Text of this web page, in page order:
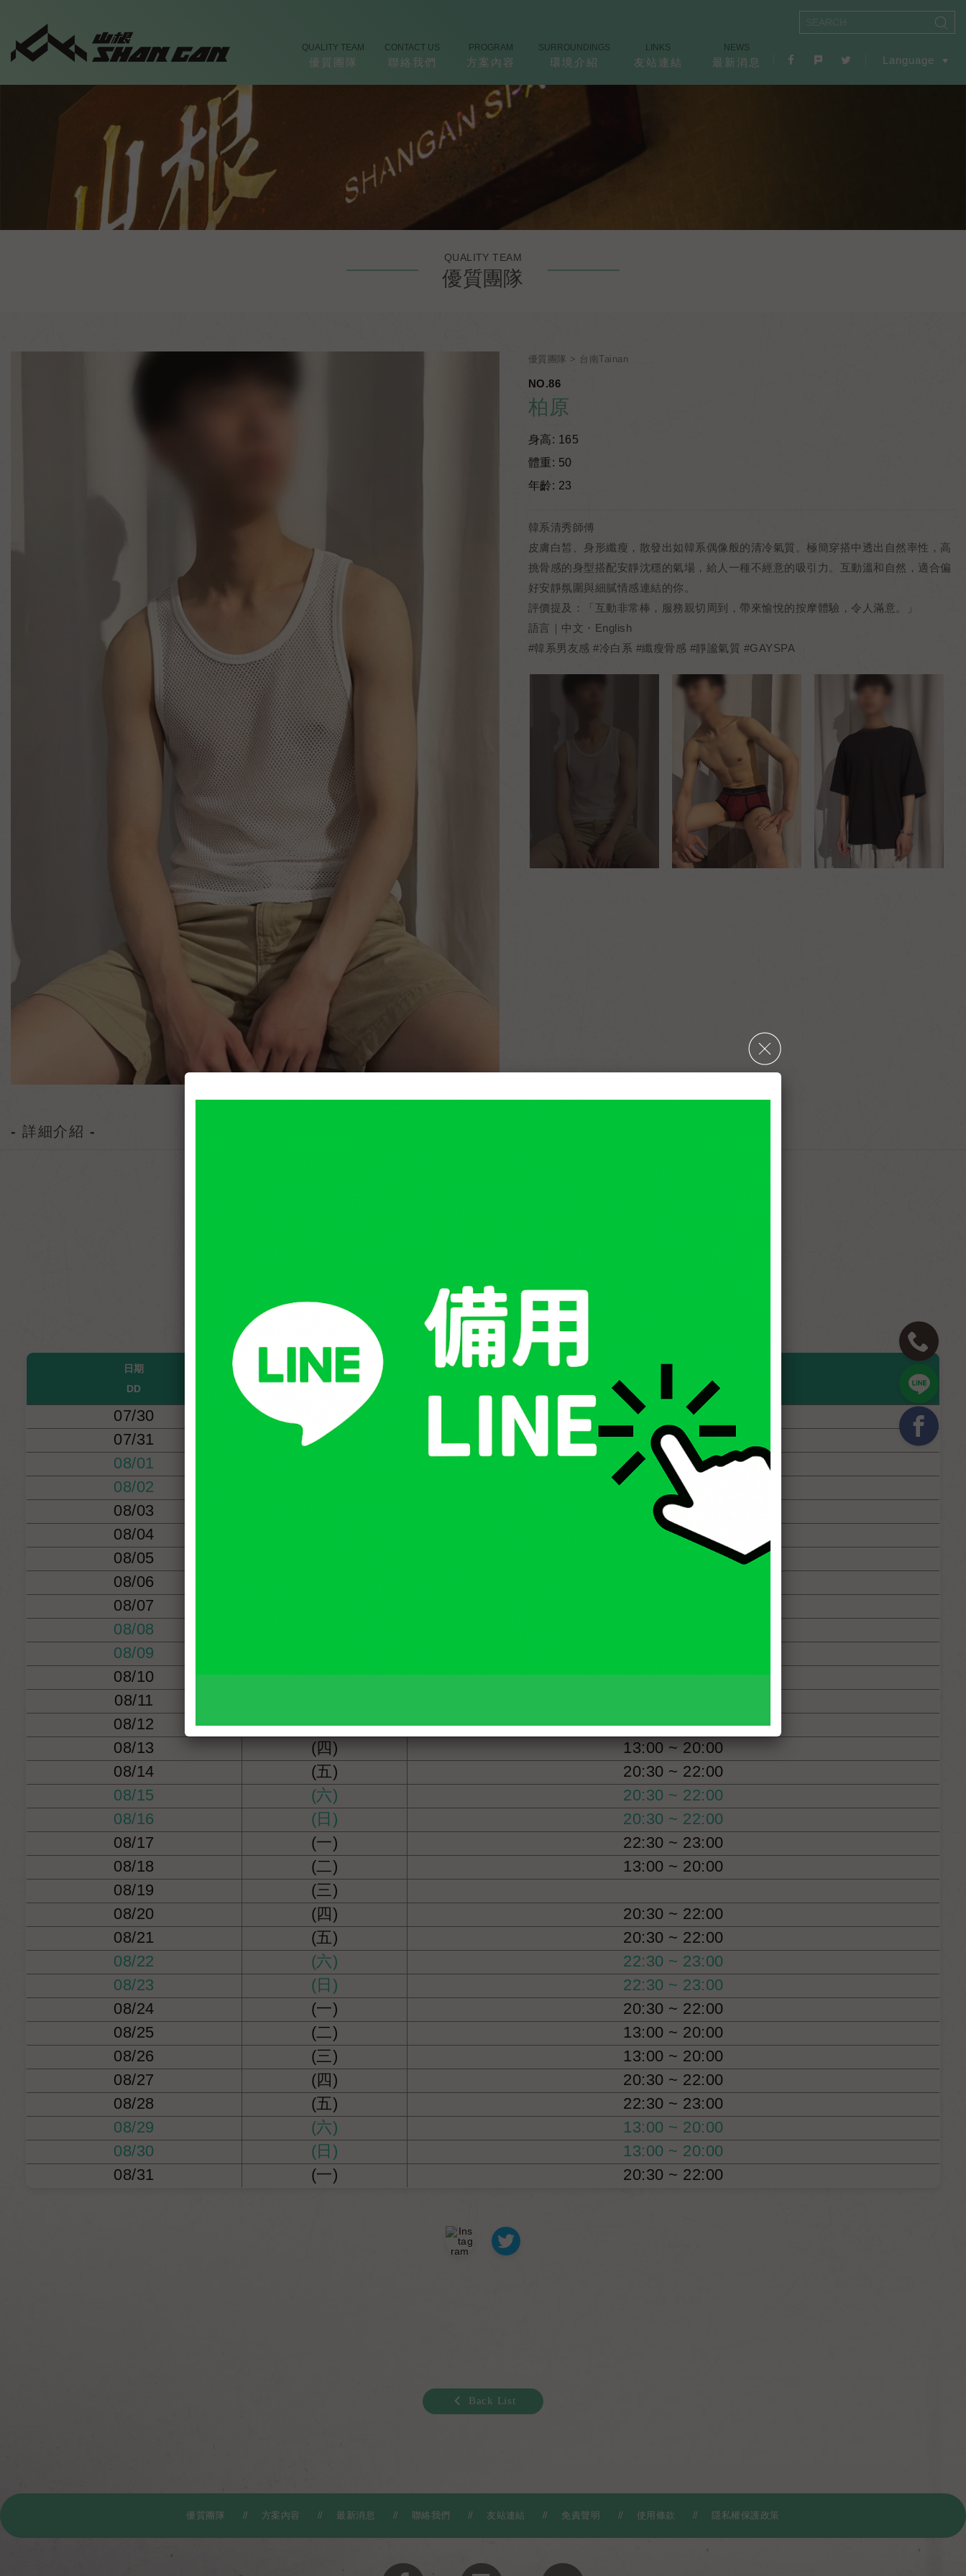
QUALITY TEAM
優質團隊
CONTACT US
聯絡我們
PROGRAM
方案內容
SURROUNDINGS
環境介紹
LINKS
友站連結
NEWS
最新消息 Language
QUALITY TEAM
優質團隊
優質團隊 台南Tainan
NO.86
柏原
身高: 165
體重: 50
年齡: 23
韓系清秀師傅
皮膚白皙、身形纖瘦，散發出如韓系偶像般的清冷氣質。極簡穿搭中透出自然率性，高
挑骨感的身型搭配安靜沈穩的氣場，給人一種不經意的吸引力。互動溫和自然，適合偏
好安靜氛圍與細膩情感連結的你。
評價提及：「互動非常棒，服務親切周到，帶來愉悅的按摩體驗，令人滿意。」
語言｜中文・English
#韓系男友感 #冷白系 #纖瘦骨感 #靜謐氣質 #GAYSPA
- 詳細介紹 -
日期
DD
星期
Start - latest time
07/30
22:30 ~ 23:00
07/31
(五)
22:30 ~ 23:00
08/01
13:00 ~ 20:00
08/02
20:30 ~ 22:00
08/03
20:30 ~ 22:00
08/04
20:30 ~ 22:00
08/05
13:00 ~ 20:00
08/06
08/07
08/08
08/09
08/10
(一)
22:30 ~ 23:00
08/11
08/12
(三)
22:30 ~ 23:00
08/13
(四)
13:00 ~ 20:00
08/14
(五)
20:30 ~ 22:00
08/15
(六)
20:30 ~ 22:00
08/16
(日)
20:30 ~ 22:00
08/17
(一)
22:30 ~ 23:00
08/18
(二)
13:00 ~ 20:00
08/19
(三)
08/20
(四)
20:30 ~ 22:00
08/21
(五)
20:30 ~ 22:00
08/22
(六)
22:30 ~ 23:00
08/23
(日)
22:30 ~ 23:00
08/24
(一)
20:30 ~ 22:00
08/25
(二)
13:00 ~ 20:00
08/26
(三)
13:00 ~ 20:00
08/27
(四)
20:30 ~ 22:00
08/28
(五)
22:30 ~ 23:00
08/29
(六)
13:00 ~ 20:00
08/30
(日)
13:00 ~ 20:00
08/31
(一) 20:30 ~ 22:00
Back List
優質團隊 方案內容 最新消息 聯絡我們 友站連結 免責聲明 使用條款 隱私權保護政策